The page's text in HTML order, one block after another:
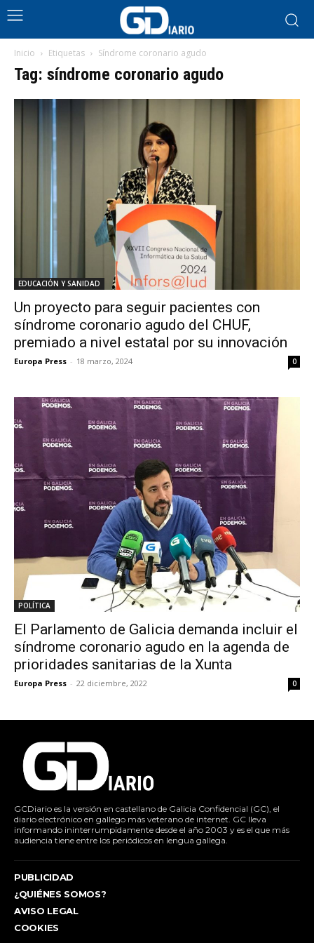
Inicio Etiquetas Síndrome coronario agudo
Tag: síndrome coronario agudo
EDUCACIÓN Y SANIDAD
Un proyecto para seguir pacientes con
síndrome coronario agudo del CHUF,
premiado a nivel estatal por su innovación
Europa Press - 18 marzo, 2024 0
POLÍTICA
El Parlamento de Galicia demanda incluir el
síndrome coronario agudo en la agenda de
prioridades sanitarias de la Xunta
Europa Press - 22 diciembre, 2022 0
GCDiario es la versión en castellano de Galicia Confidencial (GC), el
diario electrónico en gallego más veterano de internet. GC lleva
informando ininterrumpidamente desde el año 2003 y es el que más
audiencia tiene entre los periódicos en lengua gallega.
PUBLICIDAD
¿QUIÉNES SOMOS?
AVISO LEGAL
COOKIES